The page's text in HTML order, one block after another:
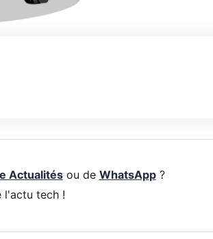
Actualitésou de WhatsApp?
l'actu tech !